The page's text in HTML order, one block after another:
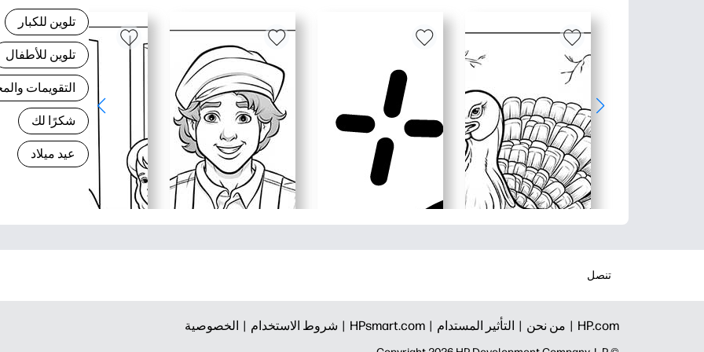
تلوين للكبار
تلوين للأطفال
التقويمات
شكرًا لك
عيد ميلاد
تنصل
HP.com | من نحن | التأثير المستدام | HPsmart.com | شروط الاستخدام | الخصوصية